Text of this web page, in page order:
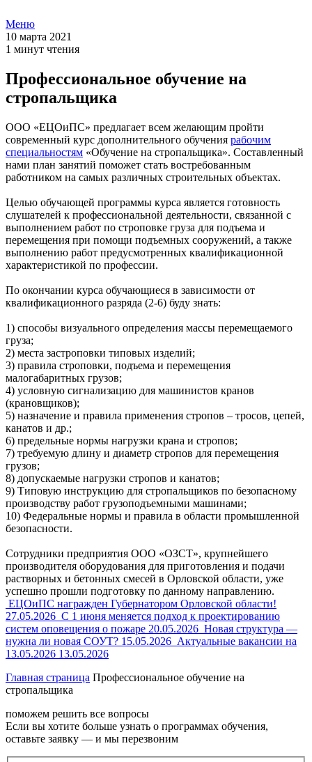
Меню
10 марта 2021
1 минут чтения
Профессиональное обучение на
стропальщика
ООО «ЕЦОиПС» предлагает всем желающим пройти
современный курс дополнительного обучения рабочим
специальностям «Обучение на стропальщика». Составленный
нами план занятий поможет стать востребованным
работником на самых различных строительных объектах.
Целью обучающей программы курса является готовность
слушателей к профессиональной деятельности, связанной с
выполнением работ по строповке груза для подъема и
перемещения при помощи подъемных сооружений, а также
выполнению работ предусмотренных квалификационной
характеристикой по профессии.
По окончании курса обучающиеся в зависимости от
квалификационного разряда (2-6) буду знать:
1) способы визуального определения массы перемещаемого
груза;
2) места застроповки типовых изделий;
3) правила строповки, подъема и перемещения
малогабаритных грузов;
4) условную сигнализацию для машинистов кранов
(крановщиков);
5) назначение и правила применения стропов – тросов, цепей,
канатов и др.;
6) предельные нормы нагрузки крана и стропов;
7) требуемую длину и диаметр стропов для перемещения
грузов;
8) допускаемые нагрузки стропов и канатов;
9) Типовую инструкцию для стропальщиков по безопасному
производству работ грузоподъемными машинами;
10) Федеральные нормы и правила в области промышленной
безопасности.
Сотрудники предприятия ООО «ОЗСТ», крупнейшего
производителя оборудования для приготовления и подачи
растворных и бетонных смесей в Орловской области, уже
успешно прошли подготовку по данному направлению.
ЕЦОиПС награжден Губернатором Орловской области!
27.05.2026 С 1 июня меняется подход к проектированию
систем оповещения о пожаре 20.05.2026 Новая структура —
нужна ли новая СОУТ? 15.05.2026 Актуальные вакансии на
13.05.2026 13.05.2026
Главная страница Профессиональное обучение на
стропальщика
поможем решить все вопросы
Если вы хотите больше узнать о программах обучения,
оставьте заявку — и мы перезвоним